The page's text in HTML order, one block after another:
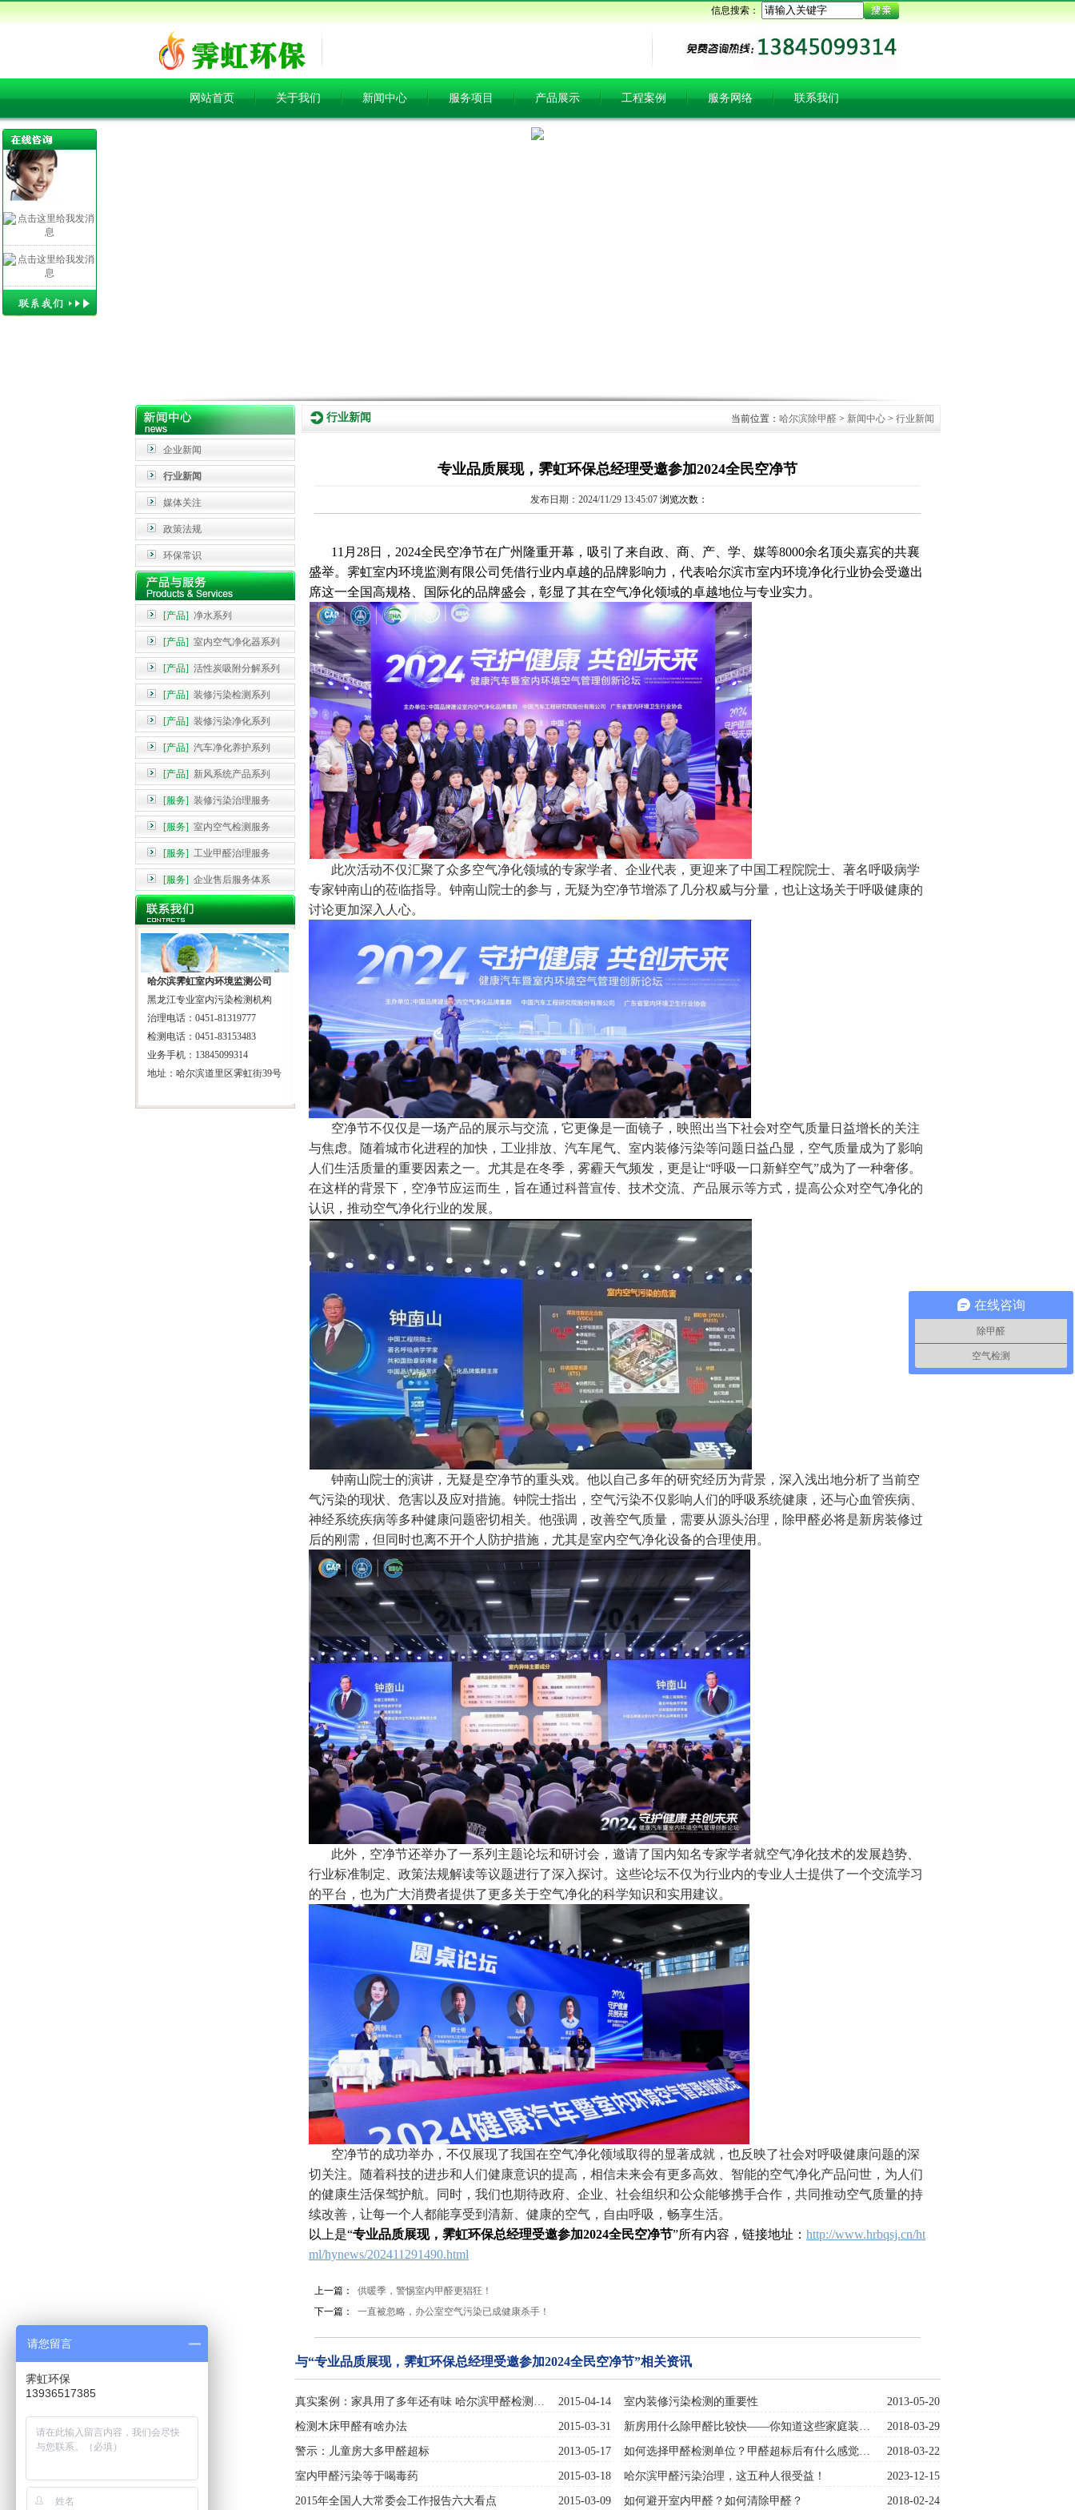
信息搜索：
网站首页 关于我们 新闻中心 服务项目 产品展示 工程案例 服务网络 联系我们
企业新闻
行业新闻
媒体关注
政策法规
环保常识
[产品] 净水系列
[产品] 室内空气净化器系列
[产品] 活性炭吸附分解系列
[产品] 装修污染检测系列
[产品] 装修污染净化系列
[产品] 汽车净化养护系列
[产品] 新风系统产品系列
[服务] 装修污染治理服务
[服务] 室内空气检测服务
[服务] 工业甲醛治理服务
[服务] 企业售后服务体系
哈尔滨霁虹室内环境监测公司
黑龙江专业室内污染检测机构
治理电话：0451-81319777
检测电话：0451-83153483
业务手机：13845099314
地址：哈尔滨道里区霁虹街39号
行业新闻 当前位置： 哈尔滨除甲醛> 新闻中心> 行业新闻
专业品质展现，霁虹环保总经理受邀参加2024全民空净节
发布日期：2024/11/29 13:45:07浏览次数：
11月28日，2024全民空净节在广州隆重开幕，吸引了来自政、商、产、学、媒等8000余名顶尖嘉宾的共襄
盛举。霁虹室内环境监测有限公司凭借行业内卓越的品牌影响力，代表哈尔滨市室内环境净化行业协会受邀出
席这一全国高规格、国际化的品牌盛会，彰显了其在空气净化领域的卓越地位与专业实力。
此次活动不仅汇聚了众多空气净化领域的专家学者、企业代表，更迎来了中国工程院院士、著名呼吸病学
专家钟南山的莅临指导。钟南山院士的参与，无疑为空净节增添了几分权威与分量，也让这场关于呼吸健康的
讨论更加深入人心。
空净节不仅仅是一场产品的展示与交流，它更像是一面镜子，映照出当下社会对空气质量日益增长的关注
与焦虑。随着城市化进程的加快，工业排放、汽车尾气、室内装修污染等问题日益凸显，空气质量成为了影响
人们生活质量的重要因素之一。尤其是在冬季，雾霾天气频发，更是让“呼吸一口新鲜空气”成为了一种奢侈。
在这样的背景下，空净节应运而生，旨在通过科普宣传、技术交流、产品展示等方式，提高公众对空气净化的
认识，推动空气净化行业的发展。
钟南山院士的演讲，无疑是空净节的重头戏。他以自己多年的研究经历为背景，深入浅出地分析了当前空
气污染的现状、危害以及应对措施。钟院士指出，空气污染不仅影响人们的呼吸系统健康，还与心血管疾病、
神经系统疾病等多种健康问题密切相关。他强调，改善空气质量，需要从源头治理， 除甲醛必将是新房装修过
后的刚需， 但同时也离不开个人防护措施，尤其是室内空气净化设备的合理使用。
此外，空净节还举办了一系列主题论坛和研讨会，邀请了国内知名专家学者就空气净化技术的发展趋势、
行业标准制定、政策法规解读等议题进行了深入探讨。这些论坛不仅为行业内的专业人士提供了一个交流学习
的平台，也为广大消费者提供了更多关于空气净化的科学知识和实用建议。
空净节的成功举办，不仅展现了我国在空气净化领域取得的显著成就，也反映了社会对呼吸健康问题的深
切关注。随着科技的进步和人们健康意识的提高，相信未来会有更多高效、智能的空气净化产品问世，为人们
的健康生活保驾护航。同时，我们也期待政府、企业、社会组织和公众能够携手合作，共同推动空气质量的持
续改善，让每一个人都能享受到清新、健康的空气，自由呼吸，畅享生活。
以上是“专业品质展现，霁虹环保总经理受邀参加2024全民空净节”所有内容，链接地址： http://www.hrbqsj.cn/ht
ml/hynews/202411291490.html
上一篇：
供暖季，警惕室内甲醛更猖狂！
下一篇：
一直被忽略，办公室空气污染已成健康杀手！
与“专业品质展现，霁虹环保总经理受邀参加2024全民空净节”相关资讯
真实案例：家具用了多年还有味 哈尔滨甲醛检测… 2015-04-14 室内装修污染检测的重要性 2013-05-20
检测木床甲醛有啥办法 2015-03-31 新房用什么除甲醛比较快——你知道这些家庭装… 2018-03-29
警示：儿童房大多甲醛超标 2013-05-17 如何选择甲醛检测单位？甲醛超标后有什么感觉… 2018-03-22
室内甲醛污染等于喝毒药 2015-03-18 哈尔滨甲醛污染治理，这五种人很受益！ 2023-12-15
2015年全国人大常委会工作报告六大看点 2015-03-09 如何避开室内甲醛？如何清除甲醛？ 2018-02-24
在线咨询
除甲醛
空气检测
请您留言
霁虹环保
13936517385